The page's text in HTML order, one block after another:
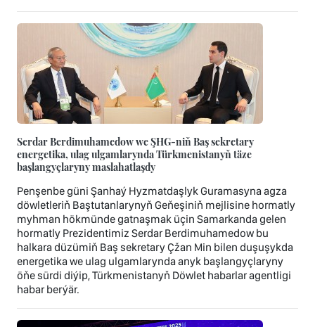
Serdar Berdimuhamedow we ŞHG-niň Baş sekretary
energetika, ulag ulgamlarynda Türkmenistanyň täze
başlangyçlaryny maslahatlaşdy
Penşenbe güni Şanhaý Hyzmatdaşlyk Guramasyna agza
döwletleriň Baştutanlarynyň Geňeşiniň mejlisine hormatly
myhman hökmünde gatnaşmak üçin Samarkanda gelen
hormatly Prezidentimiz Serdar Berdimuhamedow bu
halkara düzümiň Baş sekretary Çžan Min bilen duşuşykda
energetika we ulag ulgamlarynda anyk başlangyçlaryny
öňe sürdi diýip, Türkmenistanyň Döwlet habarlar agentligi
habar berýär.